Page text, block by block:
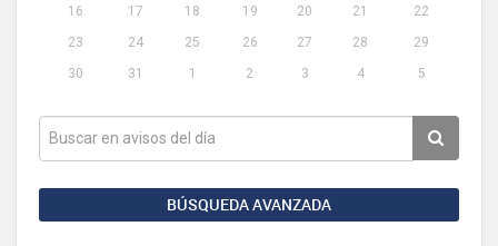
16
17 18 19 20 21
22
23
24 25 26 27 28
29
30
31 1 2 3 4 5
BÚSQUEDA AVANZADA